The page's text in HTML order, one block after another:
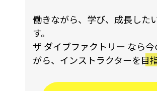
働きながら、学び、成長した
す。
ザ ダイブファクトリー なら今
がら、インストラクターを目